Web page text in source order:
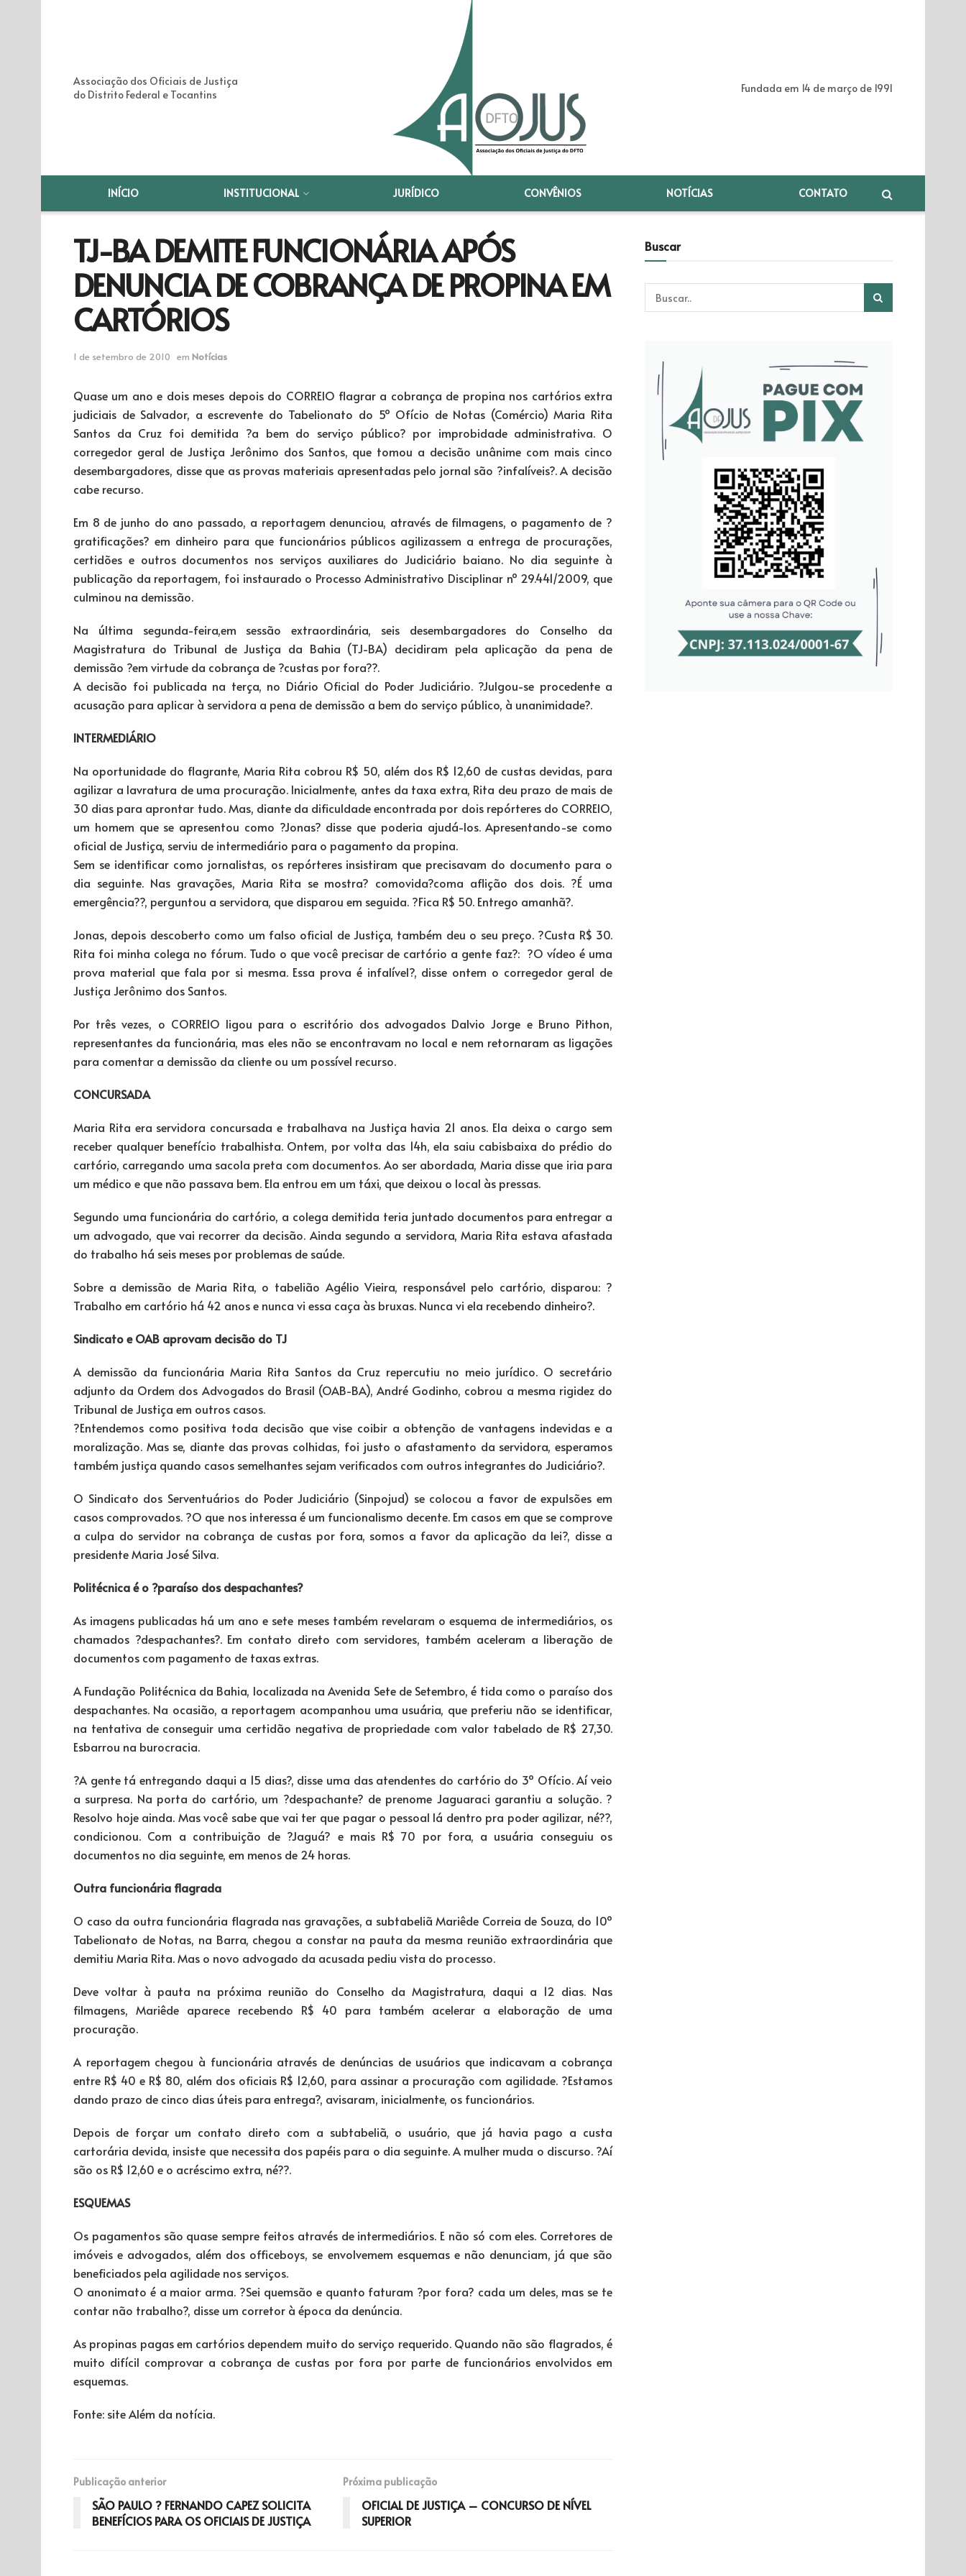
Associação dos Oficiais de Justiça
do Distrito Federal e Tocantins
Fundada em 14 de março de 1991
INÍCIO INSTITUCIONAL JURÍDICO CONVÊNIOS NOTÍCIAS CONTATO
TJ-BA DEMITE FUNCIONÁRIA APÓS
DENUNCIA DE COBRANÇA DE PROPINA EM
CARTÓRIOS
1 de setembro de 2010 em Notícias
Quase um ano e dois meses depois do CORREIO flagrar a cobrança de propina nos cartórios extra
judiciais de Salvador, a escrevente do Tabelionato do 5º Ofício de Notas (Comércio) Maria Rita
Santos da Cruz foi demitida ?a bem do serviço público? por improbidade administrativa. O
corregedor geral de Justiça Jerônimo dos Santos, que tomou a decisão unânime com mais cinco
desembargadores, disse que as provas materiais apresentadas pelo jornal são ?infalíveis?. A decisão
cabe recurso.
Em 8 de junho do ano passado, a reportagem denunciou, através de filmagens, o pagamento de ?
gratificações? em dinheiro para que funcionários públicos agilizassem a entrega de procurações,
certidões e outros documentos nos serviços auxiliares do Judiciário baiano. No dia seguinte à
publicação da reportagem, foi instaurado o Processo Administrativo Disciplinar nº 29.441/2009, que
culminou na demissão.
Na última segunda-feira,em sessão extraordinária, seis desembargadores do Conselho da
Magistratura do Tribunal de Justiça da Bahia (TJ-BA) decidiram pela aplicação da pena de
demissão ?em virtude da cobrança de ?custas por fora??.
A decisão foi publicada na terça, no Diário Oficial do Poder Judiciário. ?Julgou-se procedente a
acusação para aplicar à servidora a pena de demissão a bem do serviço público, à unanimidade?.
INTERMEDIÁRIO
Na oportunidade do flagrante, Maria Rita cobrou R$ 50, além dos R$ 12,60 de custas devidas, para
agilizar a lavratura de uma procuração. Inicialmente, antes da taxa extra, Rita deu prazo de mais de
30 dias para aprontar tudo. Mas, diante da dificuldade encontrada por dois repórteres do CORREIO,
um homem que se apresentou como ?Jonas? disse que poderia ajudá-los. Apresentando-se como
oficial de Justiça, serviu de intermediário para o pagamento da propina.
Sem se identificar como jornalistas, os repórteres insistiram que precisavam do documento para o
dia seguinte. Nas gravações, Maria Rita se mostra? comovida?coma aflição dos dois. ?É uma
emergência??, perguntou a servidora, que disparou em seguida. ?Fica R$ 50. Entrego amanhã?.
Jonas, depois descoberto como um falso oficial de Justiça, também deu o seu preço. ?Custa R$ 30.
Rita foi minha colega no fórum. Tudo o que você precisar de cartório a gente faz?: ?O vídeo é uma
prova material que fala por si mesma. Essa prova é infalível?, disse ontem o corregedor geral de
Justiça Jerônimo dos Santos.
Por três vezes, o CORREIO ligou para o escritório dos advogados Dalvio Jorge e Bruno Pithon,
representantes da funcionária, mas eles não se encontravam no local e nem retornaram as ligações
para comentar a demissão da cliente ou um possível recurso.
CONCURSADA
Maria Rita era servidora concursada e trabalhava na Justiça havia 21 anos. Ela deixa o cargo sem
receber qualquer benefício trabalhista. Ontem, por volta das 14h, ela saiu cabisbaixa do prédio do
cartório, carregando uma sacola preta com documentos. Ao ser abordada, Maria disse que iria para
um médico e que não passava bem. Ela entrou em um táxi, que deixou o local às pressas.
Segundo uma funcionária do cartório, a colega demitida teria juntado documentos para entregar a
um advogado, que vai recorrer da decisão. Ainda segundo a servidora, Maria Rita estava afastada
do trabalho há seis meses por problemas de saúde.
Sobre a demissão de Maria Rita, o tabelião Agélio Vieira, responsável pelo cartório, disparou: ?
Trabalho em cartório há 42 anos e nunca vi essa caça às bruxas. Nunca vi ela recebendo dinheiro?.
Sindicato e OAB aprovam decisão do TJ
A demissão da funcionária Maria Rita Santos da Cruz repercutiu no meio jurídico. O secretário
adjunto da Ordem dos Advogados do Brasil (OAB-BA), André Godinho, cobrou a mesma rigidez do
Tribunal de Justiça em outros casos.
?Entendemos como positiva toda decisão que vise coibir a obtenção de vantagens indevidas e a
moralização. Mas se, diante das provas colhidas, foi justo o afastamento da servidora, esperamos
também justiça quando casos semelhantes sejam verificados com outros integrantes do Judiciário?.
O Sindicato dos Serventuários do Poder Judiciário (Sinpojud) se colocou a favor de expulsões em
casos comprovados. ?O que nos interessa é um funcionalismo decente. Em casos em que se comprove
a culpa do servidor na cobrança de custas por fora, somos a favor da aplicação da lei?, disse a
presidente Maria José Silva.
Politécnica é o ?paraíso dos despachantes?
As imagens publicadas há um ano e sete meses também revelaram o esquema de intermediários, os
chamados ?despachantes?. Em contato direto com servidores, também aceleram a liberação de
documentos com pagamento de taxas extras.
A Fundação Politécnica da Bahia, localizada na Avenida Sete de Setembro, é tida como o paraíso dos
despachantes. Na ocasião, a reportagem acompanhou uma usuária, que preferiu não se identificar,
na tentativa de conseguir uma certidão negativa de propriedade com valor tabelado de R$ 27,30.
Esbarrou na burocracia.
?A gente tá entregando daqui a 15 dias?, disse uma das atendentes do cartório do 3º Ofício. Aí veio
a surpresa. Na porta do cartório, um ?despachante? de prenome Jaguaraci garantiu a solução. ?
Resolvo hoje ainda. Mas você sabe que vai ter que pagar o pessoal lá dentro pra poder agilizar, né??,
condicionou. Com a contribuição de ?Jaguá? e mais R$ 70 por fora, a usuária conseguiu os
documentos no dia seguinte, em menos de 24 horas.
Outra funcionária flagrada
O caso da outra funcionária flagrada nas gravações, a subtabeliã Mariêde Correia de Souza, do 10º
Tabelionato de Notas, na Barra, chegou a constar na pauta da mesma reunião extraordinária que
demitiu Maria Rita. Mas o novo advogado da acusada pediu vista do processo.
Deve voltar à pauta na próxima reunião do Conselho da Magistratura, daqui a 12 dias. Nas
filmagens, Mariêde aparece recebendo R$ 40 para também acelerar a elaboração de uma
procuração.
A reportagem chegou à funcionária através de denúncias de usuários que indicavam a cobrança
entre R$ 40 e R$ 80, além dos oficiais R$ 12,60, para assinar a procuração com agilidade. ?Estamos
dando prazo de cinco dias úteis para entrega?, avisaram, inicialmente, os funcionários.
Depois de forçar um contato direto com a subtabeliã, o usuário, que já havia pago a custa
cartorária devida, insiste que necessita dos papéis para o dia seguinte. A mulher muda o discurso. ?Aí
são os R$ 12,60 e o acréscimo extra, né??.
ESQUEMAS
Os pagamentos são quase sempre feitos através de intermediários. E não só com eles. Corretores de
imóveis e advogados, além dos officeboys, se envolvemem esquemas e não denunciam, já que são
beneficiados pela agilidade nos serviços.
O anonimato é a maior arma. ?Sei quemsão e quanto faturam ?por fora? cada um deles, mas se te
contar não trabalho?, disse um corretor à época da denúncia.
As propinas pagas em cartórios dependem muito do serviço requerido. Quando não são flagrados, é
muito difícil comprovar a cobrança de custas por fora por parte de funcionários envolvidos em
esquemas.
Fonte: site Além da notícia.
Publicação anterior
SÃO PAULO ? FERNANDO CAPEZ SOLICITA
BENEFÍCIOS PARA OS OFICIAIS DE JUSTIÇA
Próxima publicação
OFICIAL DE JUSTIÇA – CONCURSO DE NÍVEL
SUPERIOR
Buscar